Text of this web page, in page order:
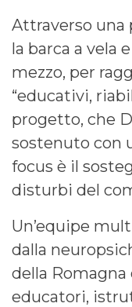
Attraverso
la barca a vela
mezzo, per
“educativi,
progetto, che
sostenuto con
focus è il
disturbi del
Un’equipe
dalla
della Romagna
educatori,